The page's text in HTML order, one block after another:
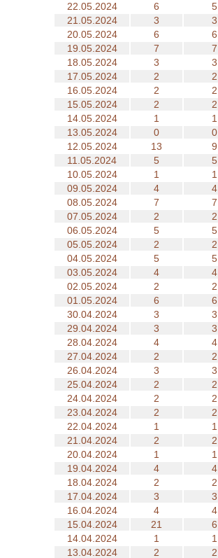
22.05.2024
6 5
21.05.2024
3 3
20.05.2024
6 6
19.05.2024
7 7
18.05.2024
3 3
17.05.2024
2 2
16.05.2024
2 2
15.05.2024
2 2
14.05.2024
1 1
13.05.2024
0 0
12.05.2024
13 9
11.05.2024
5 5
10.05.2024
1 1
09.05.2024
4 4
08.05.2024
7 7
07.05.2024
2 2
06.05.2024
5 5
05.05.2024
2 2
04.05.2024
5 5
03.05.2024
4 4
02.05.2024
2 2
01.05.2024
6 6
30.04.2024
3 3
29.04.2024
3 3
28.04.2024
4 4
27.04.2024
2 2
26.04.2024
3 3
25.04.2024
2 2
24.04.2024
2 2
23.04.2024
2 2
22.04.2024
1 1
21.04.2024
2 2
20.04.2024
1 1
19.04.2024
4 4
18.04.2024
2 2
17.04.2024
3 3
16.04.2024
4 4
15.04.2024
21 6
14.04.2024
1 1
13.04.2024
2 2